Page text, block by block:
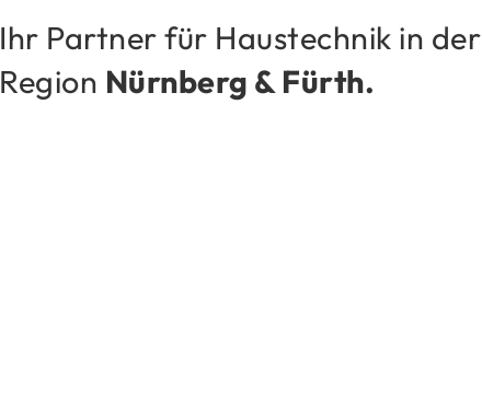
Ihr Part­ner für Haus­tech­nik in der
Re­gi­on Nürn­berg & Fürth.